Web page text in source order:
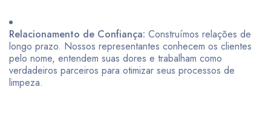
Relacionamento de Confiança: Construímos relações de
longo prazo. Nossos representantes conhecem os clientes
pelo nome, entendem suas dores e trabalham como
verdadeiros parceiros para otimizar seus processos de
limpeza.